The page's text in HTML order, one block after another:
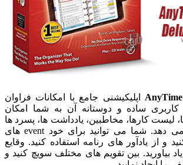
اپلیکیشنی جامع با امکانات فراوان
ساده و دوستانه آن به شما امکان
لیست کارها، مخاطبین، یادداشت ها، پسرد ها
و بسیاری دیگر را می دهد. شما می توانید برای خود event های
و از یادآور های رنامه استفاده کنید. وقایع
بیاورید. بین تقویم های مختلف سویچ کنید و